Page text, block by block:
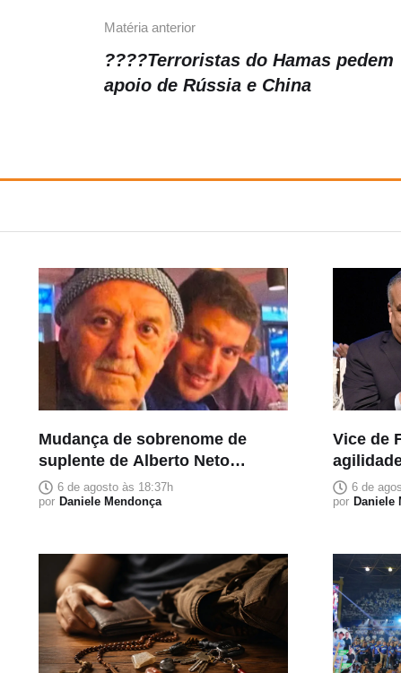
Matéria anterior
????Terroristas do Hamas pedem
apoio de Rússia e China
Mudança de sobrenome de
suplente de Alberto Neto
homenageia pai falecido e
carrega significado familiar
6 de agosto às 18:37h
por Daniele Mendonça
Vice de
para
6 de
por Daniele